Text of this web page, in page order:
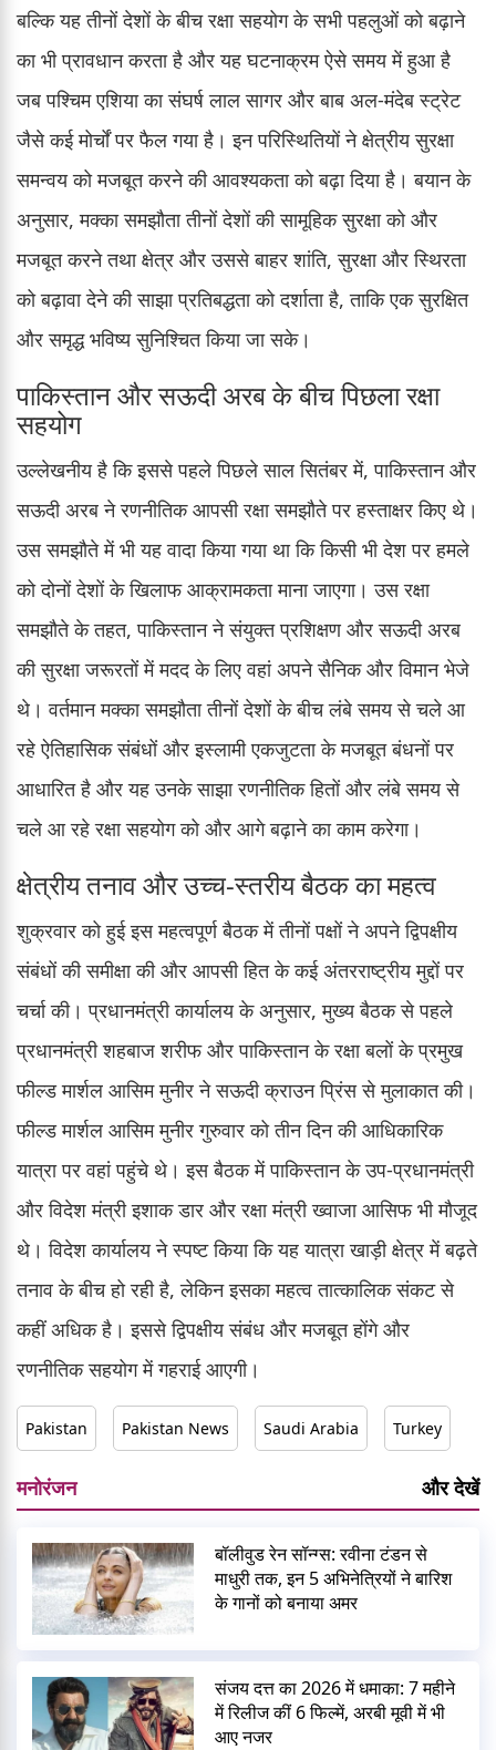
बल्कि यह तीनों देशों के बीच रक्षा सहयोग के सभी पहलुओं को बढ़ाने
का भी प्रावधान करता है और यह घटनाक्रम ऐसे समय में हुआ है
जब पश्चिम एशिया का संघर्ष लाल सागर और बाब अल-मंदेब स्ट्रेट
जैसे कई मोर्चों पर फैल गया है। इन परिस्थितियों ने क्षेत्रीय सुरक्षा
समन्वय को मजबूत करने की आवश्यकता को बढ़ा दिया है। बयान के
अनुसार, मक्का समझौता तीनों देशों की सामूहिक सुरक्षा को और
मजबूत करने तथा क्षेत्र और उससे बाहर शांति, सुरक्षा और स्थिरता
को बढ़ावा देने की साझा प्रतिबद्धता को दर्शाता है, ताकि एक सुरक्षित
और समृद्ध भविष्य सुनिश्चित किया जा सके।
पाकिस्तान और सऊदी अरब के बीच पिछला रक्षा
सहयोग
उल्लेखनीय है कि इससे पहले पिछले साल सितंबर में, पाकिस्तान और
सऊदी अरब ने रणनीतिक आपसी रक्षा समझौते पर हस्ताक्षर किए थे।
उस समझौते में भी यह वादा किया गया था कि किसी भी देश पर हमले
को दोनों देशों के खिलाफ आक्रामकता माना जाएगा। उस रक्षा
समझौते के तहत, पाकिस्तान ने संयुक्त प्रशिक्षण और सऊदी अरब
की सुरक्षा जरूरतों में मदद के लिए वहां अपने सैनिक और विमान भेजे
थे। वर्तमान मक्का समझौता तीनों देशों के बीच लंबे समय से चले आ
रहे ऐतिहासिक संबंधों और इस्लामी एकजुटता के मजबूत बंधनों पर
आधारित है और यह उनके साझा रणनीतिक हितों और लंबे समय से
चले आ रहे रक्षा सहयोग को और आगे बढ़ाने का काम करेगा।
क्षेत्रीय तनाव और उच्च-स्तरीय बैठक का महत्व
शुक्रवार को हुई इस महत्वपूर्ण बैठक में तीनों पक्षों ने अपने द्विपक्षीय
संबंधों की समीक्षा की और आपसी हित के कई अंतरराष्ट्रीय मुद्दों पर
चर्चा की। प्रधानमंत्री कार्यालय के अनुसार, मुख्य बैठक से पहले
प्रधानमंत्री शहबाज शरीफ और पाकिस्तान के रक्षा बलों के प्रमुख
फील्ड मार्शल आसिम मुनीर ने सऊदी क्राउन प्रिंस से मुलाकात की।
फील्ड मार्शल आसिम मुनीर गुरुवार को तीन दिन की आधिकारिक
यात्रा पर वहां पहुंचे थे। इस बैठक में पाकिस्तान के उप-प्रधानमंत्री
और विदेश मंत्री इशाक डार और रक्षा मंत्री ख्वाजा आसिफ भी मौजूद
थे। विदेश कार्यालय ने स्पष्ट किया कि यह यात्रा खाड़ी क्षेत्र में बढ़ते
तनाव के बीच हो रही है, लेकिन इसका महत्व तात्कालिक संकट से
कहीं अधिक है। इससे द्विपक्षीय संबंध और मजबूत होंगे और
रणनीतिक सहयोग में गहराई आएगी।
Pakistan Pakistan News Saudi Arabia Turkey
मनोरंजन और देखें
बॉलीवुड रेन सॉन्ग्स: रवीना टंडन से
माधुरी तक, इन 5 अभिनेत्रियों ने बारिश
के गानों को बनाया अमर
संजय दत्त का 2026 में धमाका: 7 महीने
में रिलीज कीं 6 फिल्में, अरबी मूवी में भी
आए नजर